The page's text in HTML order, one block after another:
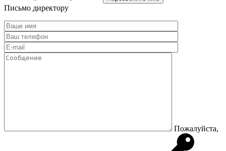
Письмо директору
Пожалуйста,